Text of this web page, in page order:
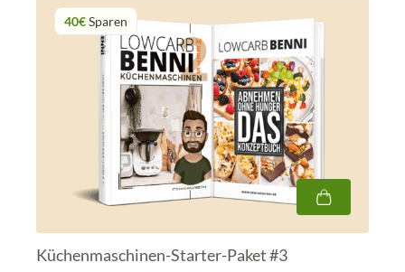
40€Sparen
Küchenmaschinen-Starter-Paket #3